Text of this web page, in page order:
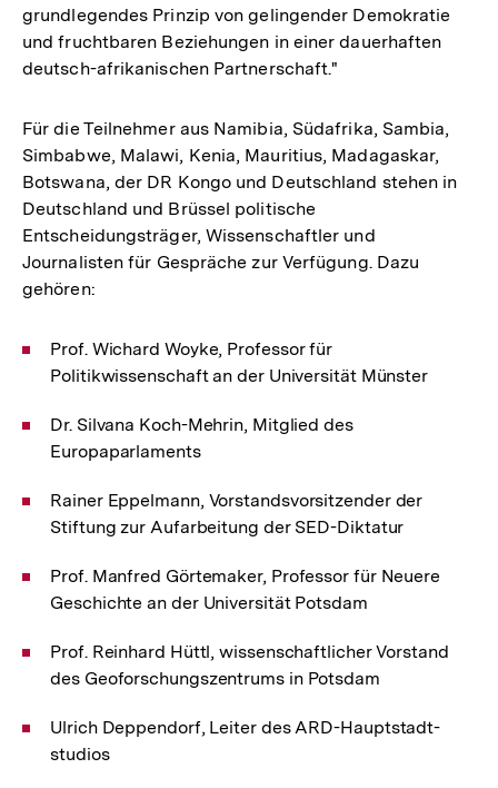
grundlegendes Prinzip von gelingender Demokratie
und fruchtbaren Beziehungen in einer dauerhaften
deutsch-afrikanischen Partnerschaft."
Für die Teilnehmer aus Namibia, Südafrika, Sambia,
Simbabwe, Malawi, Kenia, Mauritius, Madagaskar,
Botswana, der DR Kongo und Deutschland stehen in
Deutschland und Brüssel politische
Entscheidungsträger, Wissenschaftler und
Journalisten für Gespräche zur Ver­fügung. Dazu
gehören:
Prof. Wichard Woyke, Professor für
Politikwissenschaft an der Universität Münster
Dr. Silvana Koch-Mehrin, Mitglied des
Europaparlaments
Rainer Eppelmann, Vorstands­vorsitzender der
Stiftung zur Aufarbeitung der SED-Diktatur
Prof. Manfred Görtemaker, Professor für Neuere
Geschichte an der Universität Potsdam
Prof. Reinhard Hüttl, wissenschaftlicher Vorstand
des Geoforschungs­zentrums in Potsdam
Ulrich Deppendorf, Leiter des ARD-Hauptstadt­
studios